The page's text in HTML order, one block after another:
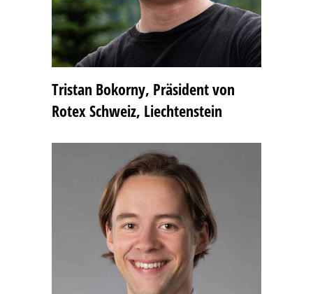
Tristan Bokorny, Präsident von
Rotex Schweiz, Liechtenstein